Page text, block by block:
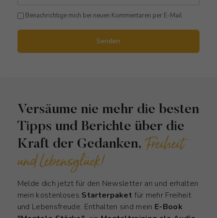
Benachrichtige mich bei neuen Kommentaren per E-Mail
Senden
Versäume nie mehr die besten
Tipps und Berichte über die
Kraft der Gedanken, Freiheit
und Lebensglück!
Melde dich jetzt für den Newsletter an und erhalten
mein kostenloses Starterpaket für mehr Freiheit
und Lebensfreude. Enthalten sind mein E-Book